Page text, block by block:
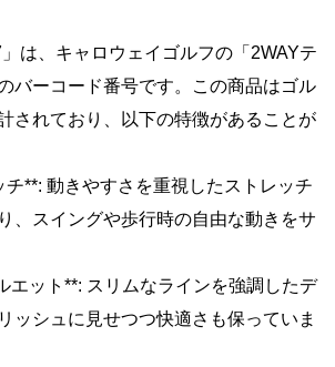
」は、キャロウェイゴルフの「2WAYテ
バーコード番号です。この商品はゴル
されており、以下の特徴があることが
チ**: 動きやすさを重視したストレッチ
、スイングや歩行時の自由な動きをサ
エット**: スリムなラインを強調したデ
ッシュに見せつつ快適さも保っていま